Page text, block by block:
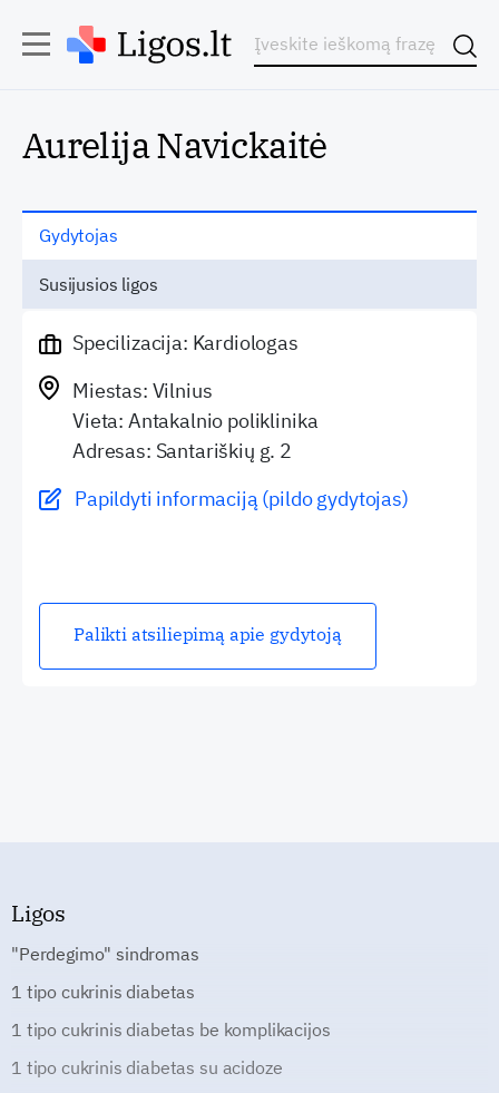
Aurelija Navickaitė
Gydytojas
Susijusios ligos
Specilizacija: Kardiologas
Miestas: Vilnius
Vieta: Antakalnio poliklinika
Adresas: Santariškių g. 2
Papildyti informaciją (pildo gydytojas)
Palikti atsiliepimą apie gydytoją
Ligos
"Perdegimo" sindromas
1 tipo cukrinis diabetas
1 tipo cukrinis diabetas be komplikacijos
1 tipo cukrinis diabetas su acidoze